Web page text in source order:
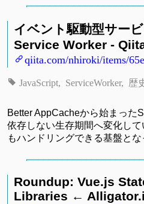
イベント駆動型サー
Service Worker -
qiita.com/nhiroki/items/
JavaScript ServiceWorker 歴
Better AppCacheから始まった
依存しない生存期間へ変化し
もハンドリングできる基盤と
Roundup: Vue.js
Libraries ←